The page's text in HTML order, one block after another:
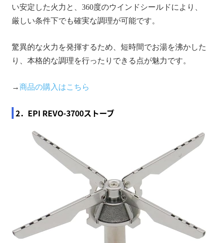
い安定した火力と、360度のウインドシールドにより、
厳しい条件下でも確実な調理が可能です。
驚異的な火力を発揮するため、短時間でお湯を沸かした
り、本格的な調理を行ったりできる点が魅力です。
→商品の購入はこちら
2．EPI REVO-3700ストーブ